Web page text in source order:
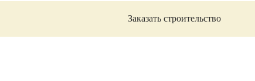
Заказать строительство